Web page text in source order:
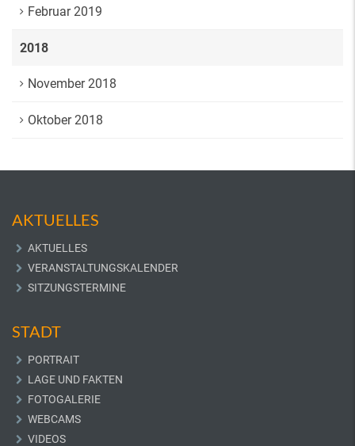
Februar 2019
2018
November 2018
Oktober 2018
AKTUELLES
AKTUELLES
VERANSTALTUNGSKALENDER
SITZUNGSTERMINE
STADT
PORTRAIT
LAGE UND FAKTEN
FOTOGALERIE
WEBCAMS
VIDEOS